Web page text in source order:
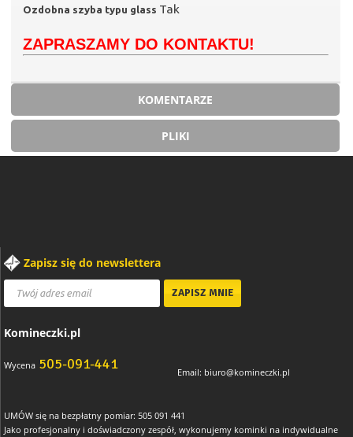
Ozdobna szyba typu glass Tak
ZAPRASZAMY DO KONTAKTU!
KOMENTARZE
PLIKI
Zapisz się do newslettera
Komineczki.pl
Wycena 505-091-441 Email: biuro@komineczki.pl
UMÓW się na bezpłatny pomiar: 505 091 441
Jako profesjonalny i doświadczony zespół, wykonujemy kominki na indywidualne